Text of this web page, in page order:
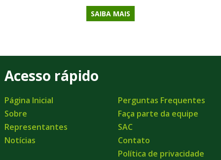
SAIBA MAIS
Acesso rápido
Página Inicial
Sobre
Representantes
Notícias
Perguntas Frequentes
Faça parte da equipe
SAC
Contato
Política de privacidade